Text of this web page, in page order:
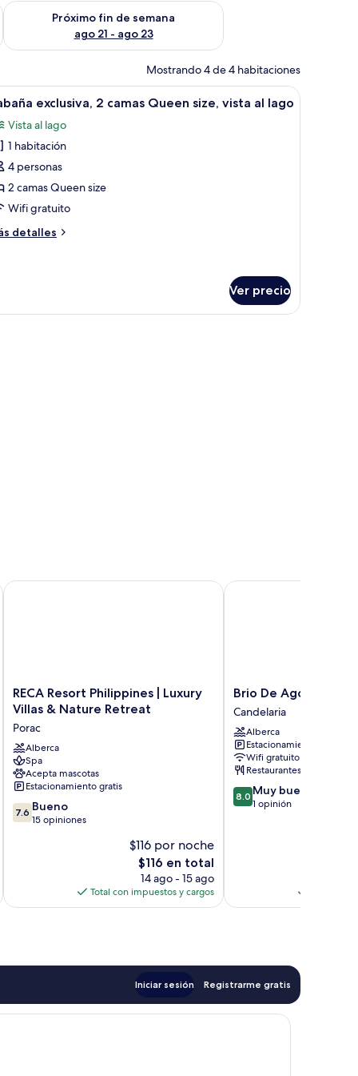
semana ago 14 - ago 16
Próximo fin de semana
ago 21 - ago 23
Consulta la disponibilidad para el próximo fin de semana
Mostrando 4 de 4 habitaciones
con arte sobre la cama.
mesita de noche, una lámpara, un perchero para toallas y un estante con
Un edificio moderno con techo triangular,
8 exclusiva, 2 camas Queen size, vista al lago
Vista al lago
1 habitación
4 personas
2 camas Queen size
Wifi gratuito
detalles
Ver precio
RECA
Resort
|
Luxury
Villas
&
Nature
Retreat
Porac
RECA Resort Philippines | Luxury
Villas & Nature Retreat
Porac
Alberca
Spa
Acepta mascotas
Estacionamiento gratis
7.6
de
7.6 Bueno
15 opiniones
$116 por noche
El
precio
actual
es
$116 en total
14 ago - 15 ago
Total con impuestos y cargos
RECA Resort Philippines | Luxury Villas & Nature Retreat
Brio
De
Agoho
Candelaria
Brio De Agoho
Candelaria
Alberca
Estacionamiento gratis
Wifi gratuito
Restaurantes
8.0
de
8.0 Muy bueno
1 opinión
Brio De Agoho
Iniciar sesión Registrarme gratis